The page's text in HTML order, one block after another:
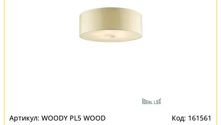
WOODY PL5 WOOD 161561